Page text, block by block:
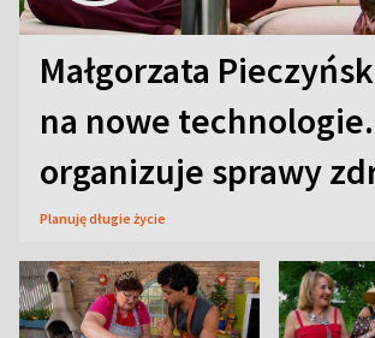
Małgorzata
na nowe
organizuje sprawy
Planuję długie życie